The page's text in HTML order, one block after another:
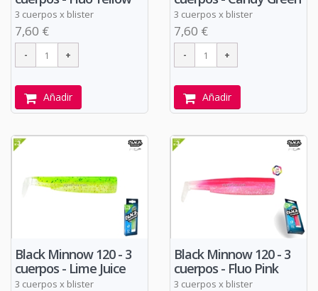
3 cuerpos x blister
7,60 €
Añadir
3 cuerpos x blister
7,60 €
Añadir
Black Minnow 120 - 3
cuerpos - Lime Juice
3 cuerpos x blister
Black Minnow 120 - 3
cuerpos - Fluo Pink
3 cuerpos x blister